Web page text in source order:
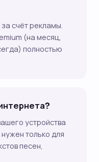
счёт рекламы.
(на месяц,
полностью
устройства
только для
песен,